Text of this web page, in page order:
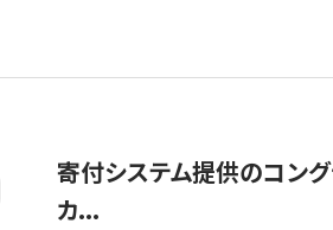
寄付システム提供のコン
カ...